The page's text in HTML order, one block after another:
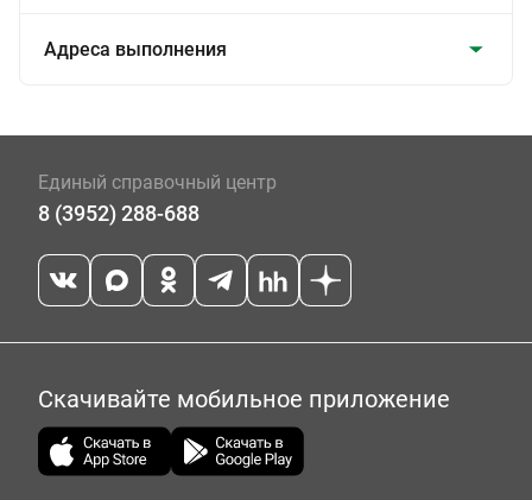
Адреса выполнения
Единый справочный центр
8 (3952) 288-688
Скачивайте мобильное приложение